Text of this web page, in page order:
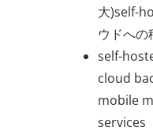
大)self-
ウドへの
self-
cloud
mobile
services